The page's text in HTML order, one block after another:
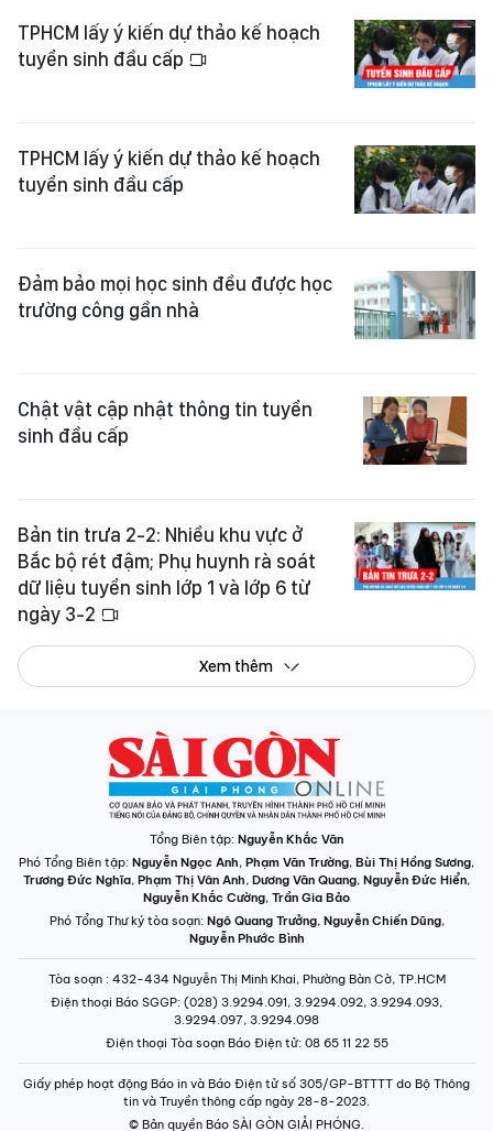
TPHCM lấy ý kiến dự thảo kế hoạch
tuyển sinh đầu cấp
TPHCM lấy ý kiến dự thảo kế hoạch
tuyển sinh đầu cấp
Đảm bảo mọi học sinh đều được học
trường công gần nhà
Chật vật cập nhật thông tin tuyển
sinh đầu cấp
Bản tin trưa 2-2: Nhiều khu vực ở
Bắc bộ rét đậm; Phụ huynh rà soát
dữ liệu tuyển sinh lớp 1 và lớp 6 từ
ngày 3-2
Xem thêm
Tổng Biên tập: Nguyễn Khắc Văn
Phó Tổng Biên tập: Nguyễn Ngọc Anh, Phạm Văn Trường, Bùi Thị Hồng Sương,
Trương Đức Nghĩa, Phạm Thị Vân Anh, Dương Văn Quang, Nguyễn Đức Hiển,
Nguyễn Khắc Cường, Trần Gia Bảo
Phó Tổng Thư ký tòa soạn: Ngô Quang Trưởng, Nguyễn Chiến Dũng,
Nguyễn Phước Bình
Tòa soạn : 432-434 Nguyễn Thị Minh Khai, Phường Bàn Cờ, TP.HCM
Điện thoại Báo SGGP: (028) 3.9294.091, 3.9294.092, 3.9294.093,
3.9294.097, 3.9294.098
Điện thoại Tòa soạn Báo Điện tử: 08 65 11 22 55
Giấy phép hoạt động Báo in và Báo Điện tử số 305/GP-BTTTT do Bộ Thông
tin và Truyền thông cấp ngày 28-8-2023.
© Bản quyền Báo SÀI GÒN GIẢI PHÓNG.